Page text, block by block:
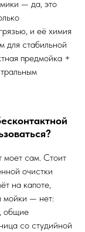
— да, это
и её химия
для стабильной
предмойка +
моет сам. Стоит
очистки
на капоте,
мойки — нет:
общие
со студийной